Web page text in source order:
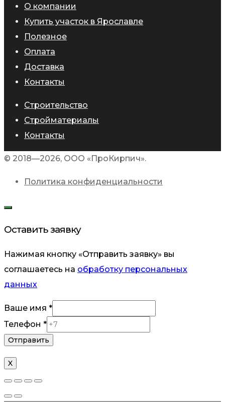
О компании
Купить участок в Ярославле
Полезное
Оплата
Доставка
Контакты
Строительство
Стройматериалы
Контакты
© 2018—2026, ООО «ПроКирпич».
Политика конфиденциальности
Оставить заявку
Нажимая кнопку «Отправить заявку» вы
соглашаетесь на обработку персональных
данных
Ваше
Телефон
Ваше имя *
Телефон *
Отправить
X